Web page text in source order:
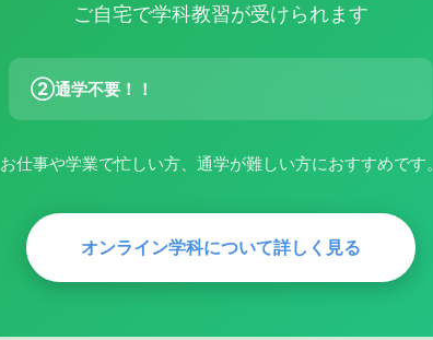
ご自宅で学科教習が受けられます
②通学不要！！
お仕事や学業で忙しい方、通学が難しい方におすすめです。
オンライン学科について詳しく見る